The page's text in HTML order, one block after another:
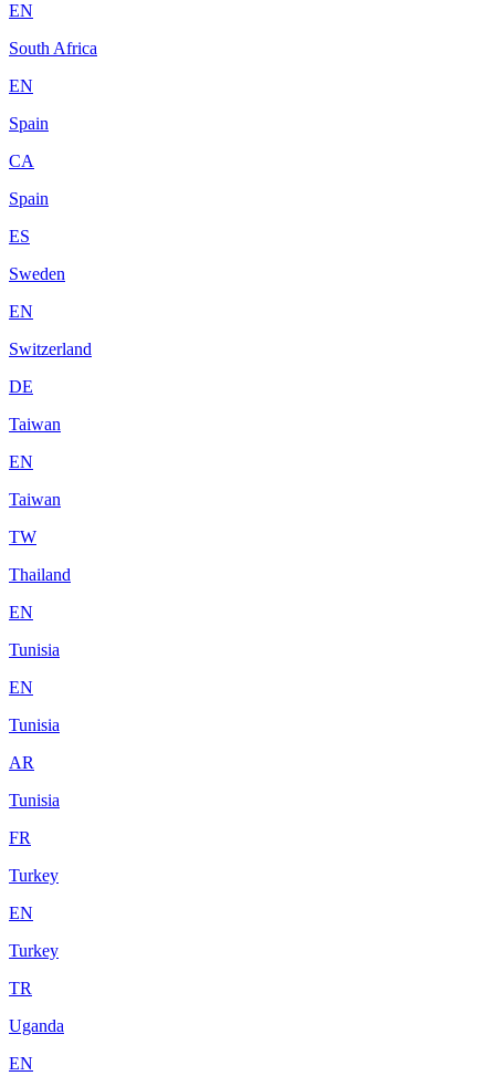
EN
South Africa
EN
Spain
CA
Spain
ES
Sweden
EN
Switzerland
DE
Taiwan
EN
Taiwan
TW
Thailand
EN
Tunisia
EN
Tunisia
AR
Tunisia
FR
Turkey
EN
Turkey
TR
Uganda
EN